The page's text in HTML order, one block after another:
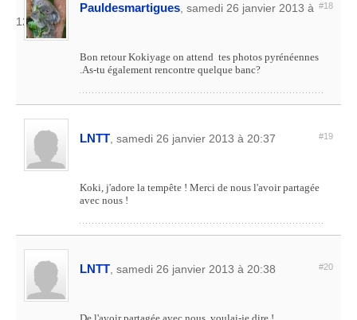
Pauldesmartigues , samedi 26 janvier 2013 à
12:08
#18
Bon retour Kokiyage on attend tes photos pyrénéennes
.As-tu également rencontre quelque banc?
LNTT , samedi 26 janvier 2013 à 20:37 #19
Koki, j'adore la tempête ! Merci de nous l'avoir partagée
avec nous !
LNTT , samedi 26 janvier 2013 à 20:38 #20